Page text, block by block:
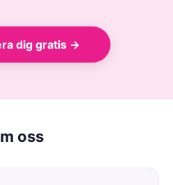
dig gratis →
oss